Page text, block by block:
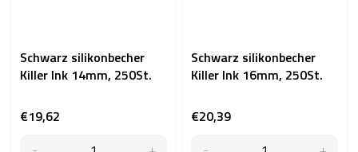
Schwarz silikonbecher
Killer Ink 14mm, 250St.
€19,62
Schwarz silikonbecher
Killer Ink 16mm, 250St.
€20,39